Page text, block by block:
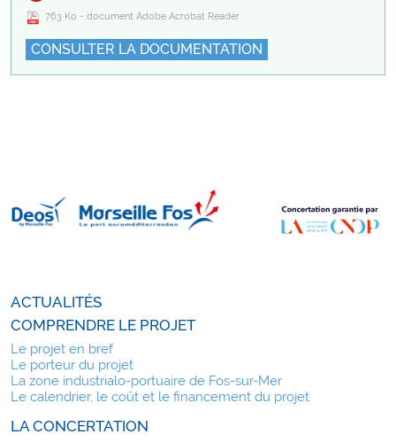
763 Ko - document Adobe Acrobat Reader
CONSULTER LA DOCUMENTATION
ACTUALITÉS
COMPRENDRE LE PROJET
Le projet en bref
Le porteur du projet
La zone industrialo-portuaire de Fos-sur-Mer
Le calendrier, le coût et le financement du projet
LA CONCERTATION